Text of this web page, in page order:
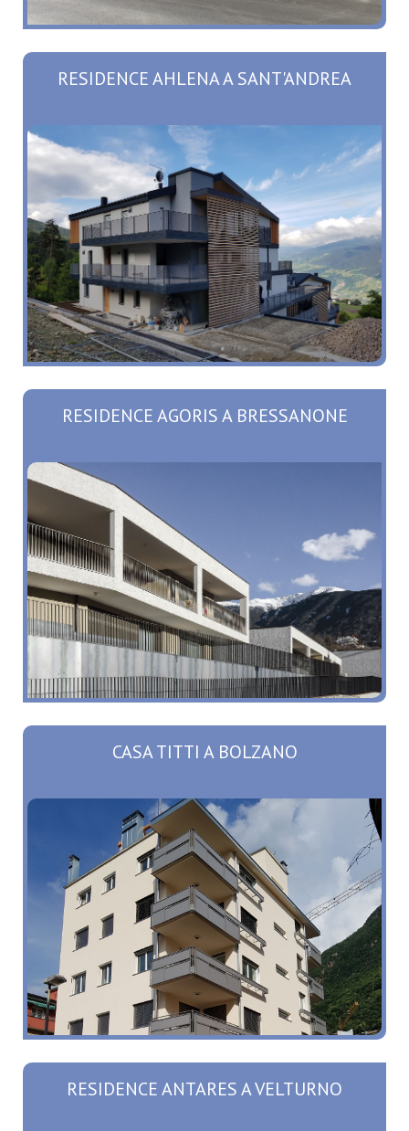
RESIDENCE AHLENA A SANT'ANDREA
RESIDENCE AGORIS A BRESSANONE
CASA TITTI A BOLZANO
RESIDENCE ANTARES A VELTURNO